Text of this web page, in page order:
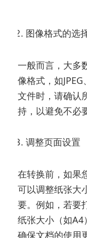
图像格式的选
一般而言，大多
像格式，如
文件时，请确认
持，以避免不必
调整页面设置
在转换前，如果
可以调整纸张大
要。例如，若要
纸张大小（如A4
确保文档的使用